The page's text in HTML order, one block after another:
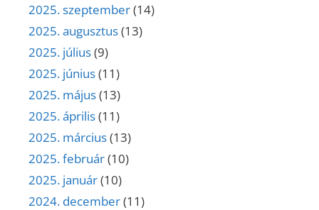
2025. szeptember(14)
2025. augusztus(13)
2025. július(9)
2025. június(11)
2025. május(13)
2025. április(11)
2025. március(13)
2025. február(10)
2025. január(10)
2024. december(11)